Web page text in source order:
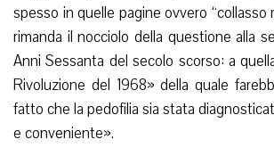
spesso in quelle pagine ovvero “collasso
rimanda il nocciolo della questione alla
Anni Sessanta del secolo scorso: a
Rivoluzione del 1968» della quale
fatto che la pedofilia sia stata
e conveniente».